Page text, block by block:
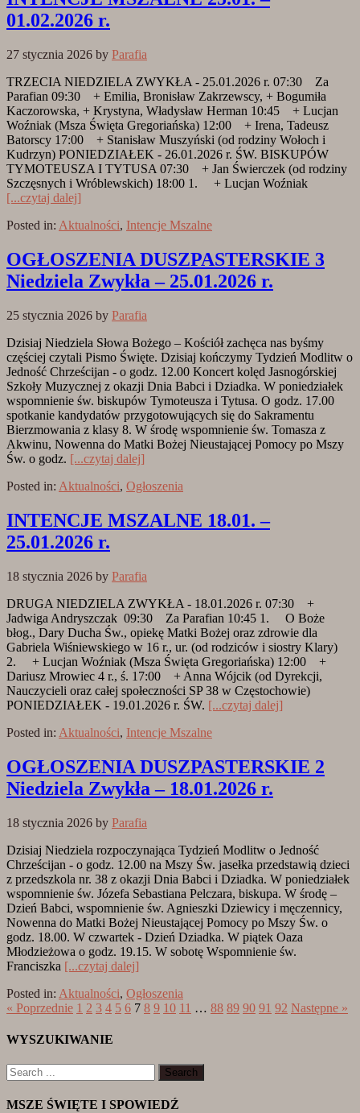
01.02.2026 r.
27 stycznia 2026 by Parafia
TRZECIA NIEDZIELA ZWYKŁA - 25.01.2026 r. 07:30 Za
Parafian 09:30 + Emilia, Bronisław Zakrzewscy, + Bogumiła
Kaczorowska, + Krystyna, Władysław Herman 10:45 + Lucjan
Woźniak (Msza Święta Gregoriańska) 12:00 + Irena, Tadeusz
Batorscy 17:00 + Stanisław Muszyński (od rodziny Wołoch i
Kudrzyn) PONIEDZIAŁEK - 26.01.2026 r. ŚW. BISKUPÓW
TYMOTEUSZA I TYTUSA 07:30 + Jan Świerczek (od rodziny
Szczęsnych i Wróblewskich) 18:00 1. + Lucjan Woźniak
[...czytaj dalej]
Posted in: Aktualności, Intencje Mszalne
OGŁOSZENIA DUSZPASTERSKIE 3
Niedziela Zwykła – 25.01.2026 r.
25 stycznia 2026 by Parafia
Dzisiaj Niedziela Słowa Bożego – Kościół zachęca nas byśmy
częściej czytali Pismo Święte. Dzisiaj kończymy Tydzień Modlitw o
Jedność Chrześcijan - o godz. 12.00 Koncert kolęd Jasnogórskiej
Szkoły Muzycznej z okazji Dnia Babci i Dziadka. W poniedziałek
wspomnienie św. biskupów Tymoteusza i Tytusa. O godz. 17.00
spotkanie kandydatów przygotowujących się do Sakramentu
Bierzmowania z klasy 8. W środę wspomnienie św. Tomasza z
Akwinu, Nowenna do Matki Bożej Nieustającej Pomocy po Mszy
Św. o godz. [...czytaj dalej]
Posted in: Aktualności, Ogłoszenia
INTENCJE MSZALNE 18.01. –
25.01.2026 r.
18 stycznia 2026 by Parafia
DRUGA NIEDZIELA ZWYKŁA - 18.01.2026 r. 07:30 +
Jadwiga Andryszczak 09:30 Za Parafian 10:45 1. O Boże
błog., Dary Ducha Św., opiekę Matki Bożej oraz zdrowie dla
Gabriela Wiśniewskiego w 16 r., ur. (od rodziców i siostry Klary)
2. + Lucjan Woźniak (Msza Święta Gregoriańska) 12:00 +
Dariusz Mrowiec 4 r., ś. 17:00 + Anna Wójcik (od Dyrekcji,
Nauczycieli oraz całej społeczności SP 38 w Częstochowie)
PONIEDZIAŁEK - 19.01.2026 r. ŚW. [...czytaj dalej]
Posted in: Aktualności, Intencje Mszalne
OGŁOSZENIA DUSZPASTERSKIE 2
Niedziela Zwykła – 18.01.2026 r.
18 stycznia 2026 by Parafia
Dzisiaj Niedziela rozpoczynająca Tydzień Modlitw o Jedność
Chrześcijan - o godz. 12.00 na Mszy Św. jasełka przedstawią dzieci
z przedszkola nr. 38 z okazji Dnia Babci i Dziadka. W poniedziałek
wspomnienie św. Józefa Sebastiana Pelczara, biskupa. W środę –
Dzień Babci, wspomnienie św. Agnieszki Dziewicy i męczennicy,
Nowenna do Matki Bożej Nieustającej Pomocy po Mszy Św. o
godz. 18.00. W czwartek - Dzień Dziadka. W piątek Oaza
Młodzieżowa o godz. 19.15. W sobotę Wspomnienie św.
Franciszka [...czytaj dalej]
Posted in: Aktualności, Ogłoszenia
« Poprzednie 1 2 3 4 5 6 7 8 9 10 11 … 88 89 90 91 92 Następne »
WYSZUKIWANIE
MSZE ŚWIĘTE I SPOWIEDŹ